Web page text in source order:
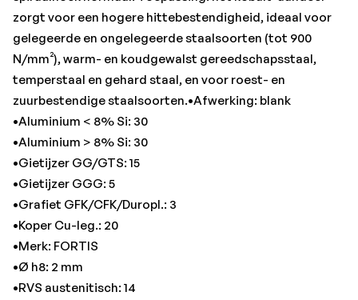
•Staal < 1.000 N/mm²: 10
•Staal < 1.400 N/mm²: 6
•Staal < 700 N/mm²: 20
•Staal < 700 N/mm² f: 0,03 mm/omw.
•Titanium > 850 N/mm²: 3
•Totale lengte: 49 mm
zorgt voor een hogere hittebestendigheid, ideaal voor
gelegeerde en ongelegeerde staalsoorten (tot 900
N/mm²), warm- en koudgewalst gereedschapsstaal,
temperstaal en gehard staal, en voor roest- en
zuurbestendige staalsoorten.•Afwerking: blank
•Aluminium < 8% Si: 30
•Aluminium > 8% Si: 30
•Gietijzer GG/GTS: 15
•Gietijzer GGG: 5
•Grafiet GFK/CFK/Duropl.: 3
•Koper Cu-leg.: 20
•Merk: FORTIS
•Ø h8: 2 mm
•RVS austenitisch: 14